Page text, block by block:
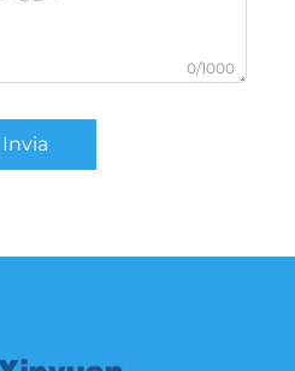
0/1000
Invia